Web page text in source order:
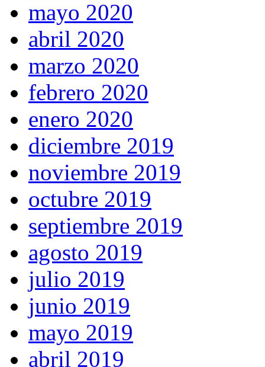
mayo 2020
abril 2020
marzo 2020
febrero 2020
enero 2020
diciembre 2019
noviembre 2019
octubre 2019
septiembre 2019
agosto 2019
julio 2019
junio 2019
mayo 2019
abril 2019